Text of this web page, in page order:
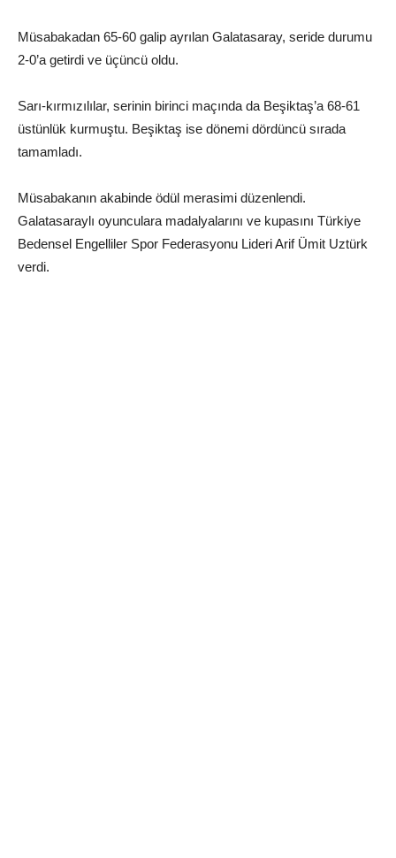
Müsabakadan 65-60 galip ayrılan Galatasaray, seride durumu
2-0’a getirdi ve üçüncü oldu.
Sarı-kırmızılılar, serinin birinci maçında da Beşiktaş’a 68-61
üstünlük kurmuştu. Beşiktaş ise dönemi dördüncü sırada
tamamladı.
Müsabakanın akabinde ödül merasimi düzenlendi.
Galatasaraylı oyunculara madalyalarını ve kupasını Türkiye
Bedensel Engelliler Spor Federasyonu Lideri Arif Ümit Uztürk
verdi.